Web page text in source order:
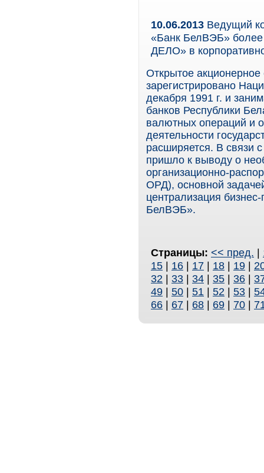
10.06.2013 Ведущий
«Банк БелВЭБ» более
ДЕЛО» в
Открытое
зарегистрировано
декабря 1991 г. и
банков Республики
валютных операций и
деятельности
расширяется. В связи
пришло к выводу о
организационно-
ОРД), основной
централизация
БелВЭБ».
Страницы: << пред. |
15 | 16 | 17 | 18 | 19 |
32 | 33 | 34 | 35 | 36 |
49 | 50 | 51 | 52 | 53 |
66 | 67 | 68 | 69 | 70 |